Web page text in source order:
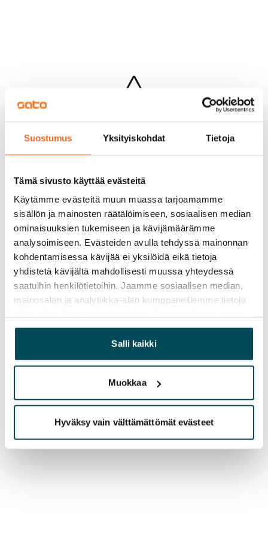
Suostumus Yksityiskohdat Tietoja
Tämä sivusto käyttää evästeitä
Käytämme evästeitä muun muassa tarjoamamme
sisällön ja mainosten räätälöimiseen, sosiaalisen median
ominaisuuksien tukemiseen ja kävijämäärämme
analysoimiseen. Evästeiden avulla tehdyssä mainonnan
kohdentamisessa kävijää ei yksilöidä eikä tietoja
yhdistetä kävijältä mahdollisesti muussa yhteydessä
saatuihin henkilötietoihin. Jaamme sosiaalisen median,
mainosalan ja analytiikka-alan kumppaneillemme tietoja
yhdistää näitä tietoja muihin tietoihin, joita olet antanut
heille tai joita on kerätty, kun olet käyttänyt heidän
palvelujaan.
Salli kaikki
Muokkaa
Hyväksy vain välttämättömät evästeet
Hups...
Jotakin meni pieleen sivun lataamisessa